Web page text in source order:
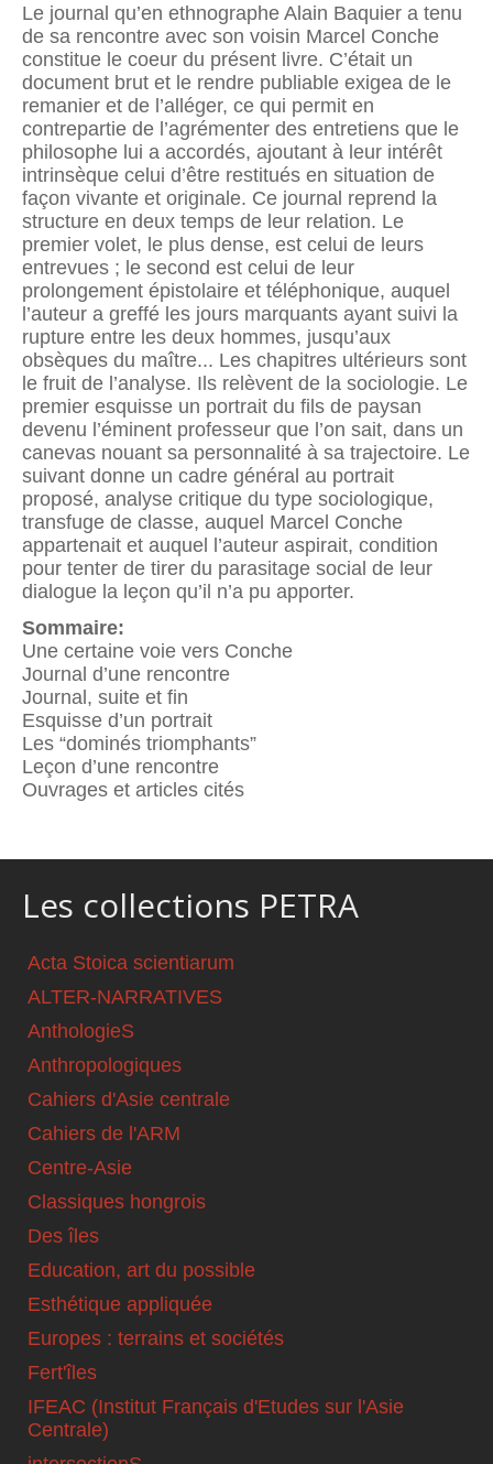
Le journal qu’en ethnographe Alain Baquier a tenu
de sa rencontre avec son voisin Marcel Conche
constitue le coeur du présent livre. C’était un
document brut et le rendre publiable exigea de le
remanier et de l’alléger, ce qui permit en
contrepartie de l’agrémenter des entretiens que le
philosophe lui a accordés, ajoutant à leur intérêt
intrinsèque celui d’être restitués en situation de
façon vivante et originale. Ce journal reprend la
structure en deux temps de leur relation. Le
premier volet, le plus dense, est celui de leurs
entrevues ; le second est celui de leur
prolongement épistolaire et téléphonique, auquel
l’auteur a greffé les jours marquants ayant suivi la
rupture entre les deux hommes, jusqu’aux
obsèques du maître... Les chapitres ultérieurs sont
le fruit de l’analyse. Ils relèvent de la sociologie. Le
premier esquisse un portrait du fils de paysan
devenu l’éminent professeur que l’on sait, dans un
canevas nouant sa personnalité à sa trajectoire. Le
suivant donne un cadre général au portrait
proposé, analyse critique du type sociologique,
transfuge de classe, auquel Marcel Conche
appartenait et auquel l’auteur aspirait, condition
pour tenter de tirer du parasitage social de leur
dialogue la leçon qu’il n’a pu apporter.
Sommaire:
Une certaine voie vers Conche
Journal d’une rencontre
Journal, suite et fin
Esquisse d’un portrait
Les “dominés triomphants”
Leçon d’une rencontre
Ouvrages et articles cités
Les collections PETRA
Acta Stoica scientiarum
ALTER-NARRATIVES
AnthologieS
Anthropologiques
Cahiers d'Asie centrale
Cahiers de l'ARM
Centre-Asie
Classiques hongrois
Des îles
Education, art du possible
Esthétique appliquée
Europes : terrains et sociétés
Fert'îles
IFEAC (Institut Français d'Etudes sur l'Asie
Centrale)